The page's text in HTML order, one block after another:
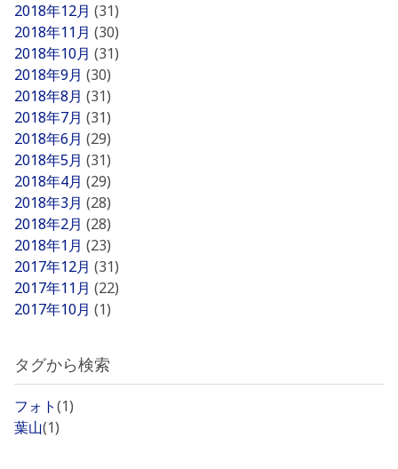
2018年12月 (31)
2018年11月 (30)
2018年10月 (31)
2018年9月 (30)
2018年8月 (31)
2018年7月 (31)
2018年6月 (29)
2018年5月 (31)
2018年4月 (29)
2018年3月 (28)
2018年2月 (28)
2018年1月 (23)
2017年12月 (31)
2017年11月 (22)
2017年10月 (1)
タグから検索
フォト(1)
葉山(1)